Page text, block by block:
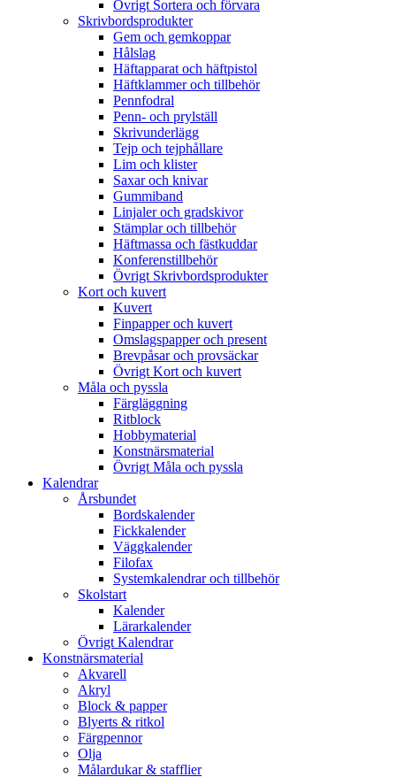
Övrigt Sortera och förvara
Skrivbordsprodukter
Gem och gemkoppar
Hålslag
Häftapparat och häftpistol
Häftklammer och tillbehör
Pennfodral
Penn- och prylställ
Skrivunderlägg
Tejp och tejphållare
Lim och klister
Saxar och knivar
Gummiband
Linjaler och gradskivor
Stämplar och tillbehör
Häftmassa och fästkuddar
Konferenstillbehör
Övrigt Skrivbordsprodukter
Kort och kuvert
Kuvert
Finpapper och kuvert
Omslagspapper och present
Brevpåsar och provsäckar
Övrigt Kort och kuvert
Måla och pyssla
Färgläggning
Ritblock
Hobbymaterial
Konstnärsmaterial
Övrigt Måla och pyssla
Kalendrar
Årsbundet
Bordskalender
Fickkalender
Väggkalender
Filofax
Systemkalendrar och tillbehör
Skolstart
Kalender
Lärarkalender
Övrigt Kalendrar
Konstnärsmaterial
Akvarell
Akryl
Block & papper
Blyerts & ritkol
Färgpennor
Olja
Målardukar & stafflier